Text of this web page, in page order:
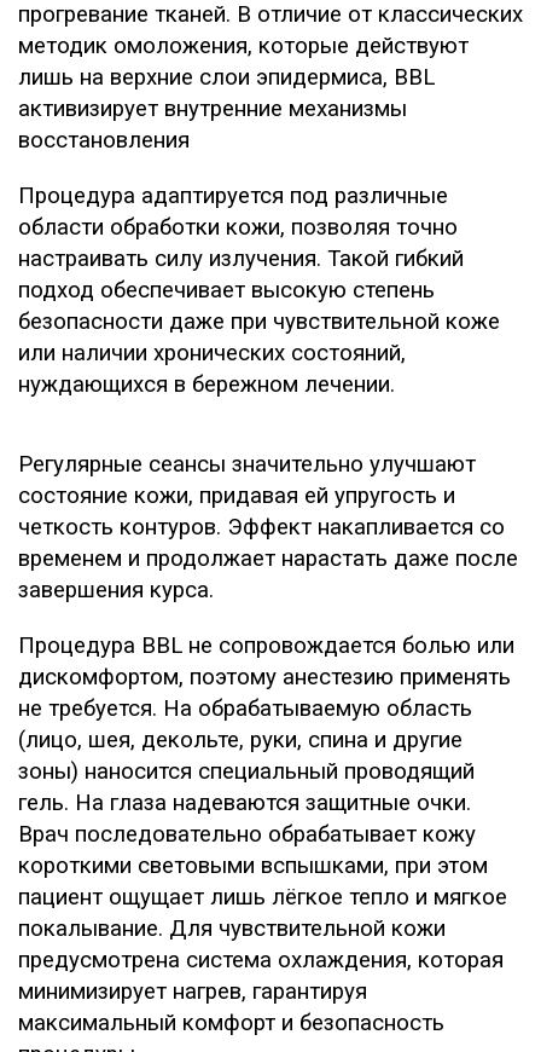
прогревание тканей. В отличие от классических
методик омоложения, которые действуют
лишь на верхние слои эпидермиса, BBL
активизирует внутренние механизмы
восстановления
Процедура адаптируется под различные
области обработки кожи, позволяя точно
настраивать силу излучения. Такой гибкий
подход обеспечивает высокую степень
безопасности даже при чувствительной коже
или наличии хронических состояний,
нуждающихся в бережном лечении.
Регулярные сеансы значительно улучшают
состояние кожи, придавая ей упругость и
четкость контуров. Эффект накапливается со
временем и продолжает нарастать даже после
завершения курса.
Процедура BBL не сопровождается болью или
дискомфортом, поэтому анестезию применять
не требуется. На обрабатываемую область
(лицо, шея, декольте, руки, спина и другие
зоны) наносится специальный проводящий
гель. На глаза надеваются защитные очки.
Врач последовательно обрабатывает кожу
короткими световыми вспышками, при этом
пациент ощущает лишь лёгкое тепло и мягкое
покалывание. Для чувствительной кожи
предусмотрена система охлаждения, которая
минимизирует нагрев, гарантируя
максимальный комфорт и безопасность